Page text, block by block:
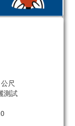
尺
測試